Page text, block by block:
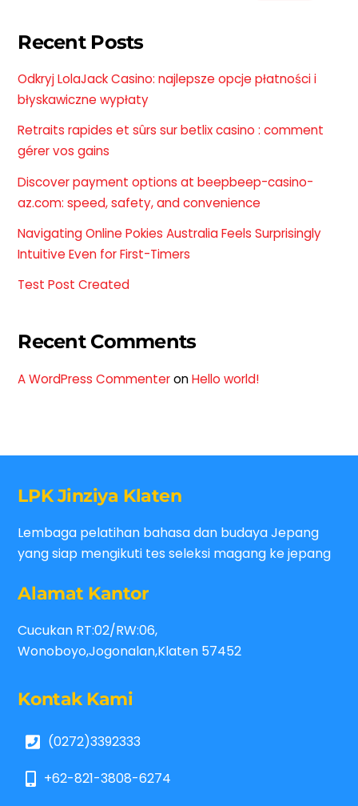
Recent Posts
Odkryj LolaJack Casino: najlepsze opcje płatności i
błyskawiczne wypłaty
Retraits rapides et sûrs sur betlix casino : comment
gérer vos gains
Discover payment options at beepbeep-casino-
az.com: speed, safety, and convenience
Navigating Online Pokies Australia Feels Surprisingly
Intuitive Even for First-Timers
Test Post Created
Recent Comments
A WordPress CommenteronHello world!
LPK Jinziya Klaten
Lembaga pelatihan bahasa dan budaya Jepang
yang siap mengikuti tes seleksi magang ke jepang
Alamat Kantor
Cucukan RT:02/RW:06,
Wonoboyo,Jogonalan,Klaten 57452
Kontak Kami
(0272)3392333
+62-821-3808-6274